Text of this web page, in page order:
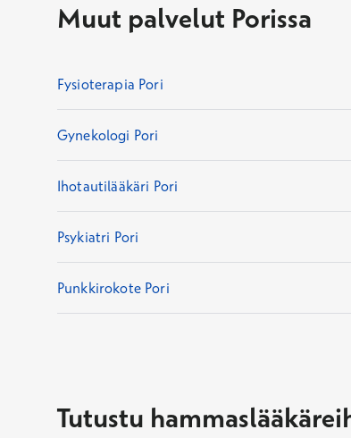
Muut palvelut Porissa
Fysioterapia Pori
Gynekologi Pori
Ihotautilääkäri Pori
Psykiatri Pori
Punkkirokote Pori
Tutustu